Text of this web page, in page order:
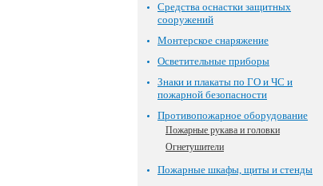
Средства оснастки защитных
сооружений
Монтерское снаряжение
Осветительные приборы
Знаки и плакаты по ГО и ЧС и
пожарной безопасности
Противопожарное оборудование
Пожарные рукава и головки
Огнетушители
Пожарные шкафы, щиты и стенды